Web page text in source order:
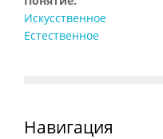
Искусственное
Естественное
Навигация